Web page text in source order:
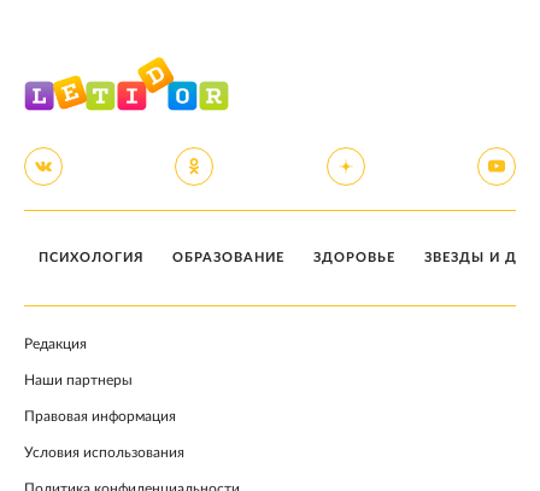
ПСИХОЛОГИЯ ОБРАЗОВАНИЕ ЗДОРОВЬЕ ЗВЕЗДЫ И
Редакция
Наши партнеры
Правовая информация
Условия использования